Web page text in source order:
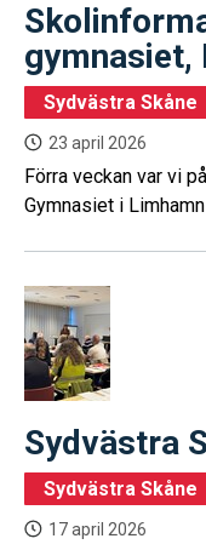
gymnasiet,
Sydvästra Skåne
23 april 2026
Förra veckan var vi
Gymnasiet i
Sydvästra
Sydvästra Skåne
17 april 2026